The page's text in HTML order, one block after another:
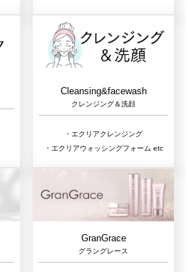
Cleansing&facewash
クレンジング＆洗顔
・エクリアクレンジング
・エクリアウォッシングフォーム etc
GranGrace
グラングレース